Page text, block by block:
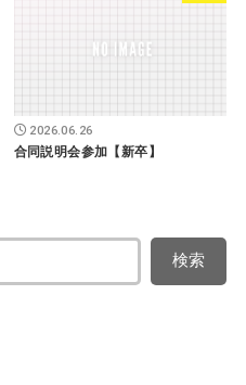
2026.06.26
合同説明会参加【新卒】
検索